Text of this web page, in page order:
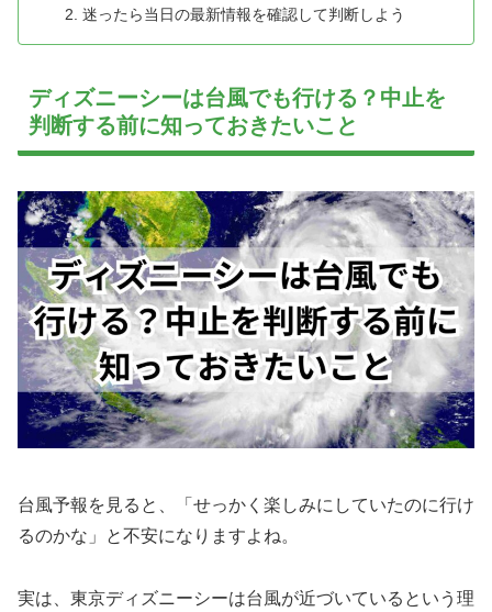
迷ったら当日の最新情報を確認して判断しよう
ディズニーシーは台風でも行ける？中止を
判断する前に知っておきたいこと
台風予報を見ると、「せっかく楽しみにしていたのに行け
るのかな」と不安になりますよね。
実は、東京ディズニーシーは台風が近づいているという理